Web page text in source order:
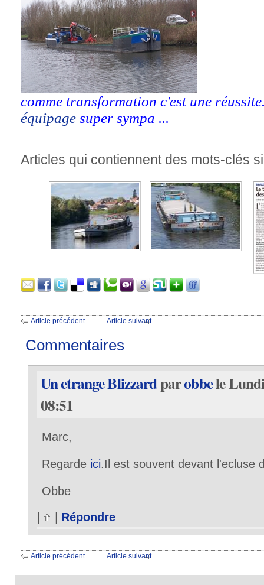
comme transformation c'est une
équipage super sympa ...
Articles qui contiennent des mots-clés
Article précédent Article suivant
Commentaires
Un etrange Blizzardparobbele
08:51
Marc,
Regarde ici.Il est souvent devant l'ecluse
Obbe
Répondre
Article précédent Article suivant